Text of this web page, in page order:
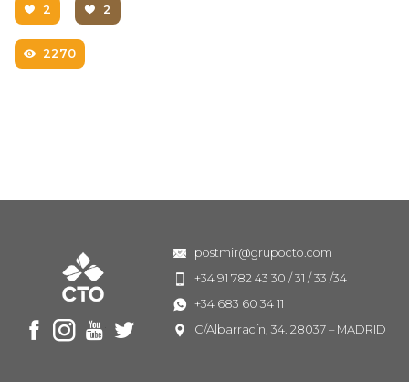
2 2
2270
Facebook
Instagram
YoutubeTwitter
postmir@grupocto.com
+34 91 782 43 30 / 31 / 33 /34
+34 683 60 34 11
C/Albarracín, 34. 28037 – MADRID